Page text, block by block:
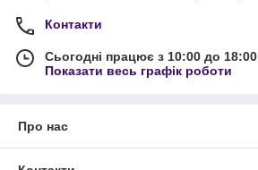
Контакти
Сьогодні працює з 10:00 до 18:00
Показати весь графік роботи
Про нас